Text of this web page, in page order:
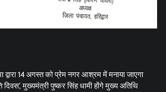
द्वारा 14 अगस्त को प्रेम नगर आश्रम में मनाया जाएगा
दिवस’, मुख्यमंत्री पुष्कर सिंह धामी होंगे मुख्य अतिथि